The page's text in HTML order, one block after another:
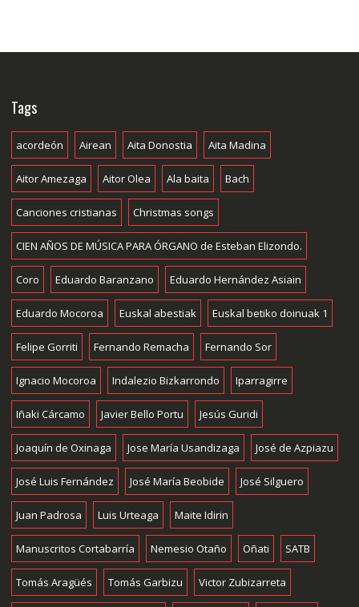
Tags
acordeón Airean Aita Donostia Aita Madina
Aitor Amezaga Aitor Olea Ala baita Bach
Canciones cristianas Christmas songs
CIEN AÑOS DE MÚSICA PARA ÓRGANO de Esteban Elizondo.
Coro Eduardo Baranzano Eduardo Hernández Asiain
Eduardo Mocoroa Euskal abestiak Euskal betiko doinuak 1
Felipe Gorriti Fernando Remacha Fernando Sor
Ignacio Mocoroa Indalezio Bizkarrondo Iparragirre
Iñaki Cárcamo Javier Bello Portu Jesús Guridi
Joaquín de Oxinaga Jose María Usandizaga José de Azpiazu
José Luis Fernández José María Beobide José Silguero
Juan Padrosa Luis Urteaga Maite Idirin
Manuscritos Cortabarría Nemesio Otaño Oñati SATB
Tomás Aragüés Tomás Garbizu Victor Zubizarreta